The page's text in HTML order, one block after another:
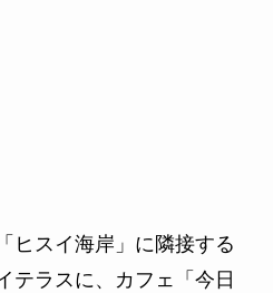
ヒスイ海岸」に隣接する
テラスに、カフェ「今日